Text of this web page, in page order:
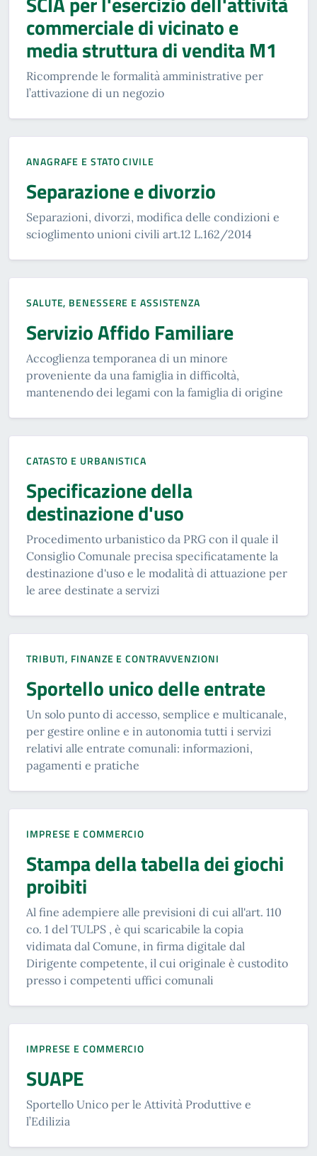
commerciale di vicinato e
media struttura di vendita M1
Ricomprende le formalità amministrative per
l’attivazione di un negozio
ANAGRAFE E STATO CIVILE
Separazione e divorzio
Separazioni, divorzi, modifica delle condizioni e
scioglimento unioni civili art.12 L.162/2014
SALUTE, BENESSERE E ASSISTENZA
Servizio Affido Familiare
Accoglienza temporanea di un minore
proveniente da una famiglia in difficoltà,
mantenendo dei legami con la famiglia di origine
CATASTO E URBANISTICA
Specificazione della
destinazione d'uso
Procedimento urbanistico da PRG con il quale il
Consiglio Comunale precisa specificatamente la
destinazione d'uso e le modalità di attuazione per
le aree destinate a servizi
TRIBUTI, FINANZE E CONTRAVVENZIONI
Sportello unico delle entrate
Un solo punto di accesso, semplice e multicanale,
per gestire online e in autonomia tutti i servizi
relativi alle entrate comunali: informazioni,
pagamenti e pratiche
IMPRESE E COMMERCIO
Stampa della tabella dei giochi
proibiti
Al fine adempiere alle previsioni di cui all'art. 110
co. 1 del TULPS , è qui scaricabile la copia
vidimata dal Comune, in firma digitale dal
Dirigente competente, il cui originale è custodito
presso i competenti uffici comunali
IMPRESE E COMMERCIO
SUAPE
Sportello Unico per le Attività Produttive e
l’Edilizia